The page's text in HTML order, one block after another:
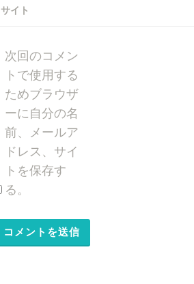
サイト
次回のコメン
トで使用する
ためブラウザ
ーに自分の名
前、メールア
ドレス、サイ
トを保存す
る。